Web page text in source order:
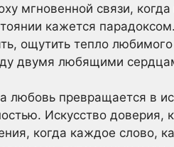
мгновенной связи,
кажется
ощутить тепло
двумя любящими
любовь превращается в
Искусство доверия,
когда каждое слово,